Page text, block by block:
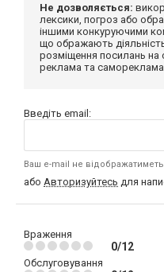
Не дозволяється:
лексики, погроз або
іншими конкуруючими
що ображають діяльність
розміщення посилань на
реклама та самореклама.
Введіть email:
Ваш e-mail не
або Авторизуйтесь для
Враження
0/12
Обслуговування